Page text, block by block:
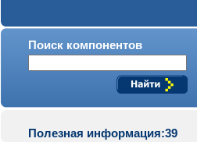
Поиск компонентов
Полезная информация:39